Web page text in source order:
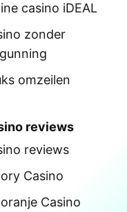
casino iDEAL
zonder
omzeilen
reviews
reviews
Casino
Casino